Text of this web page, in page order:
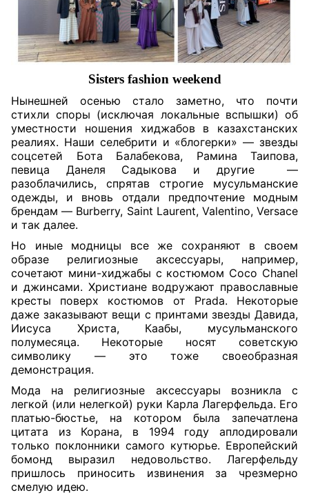
Sisters fashion weekend
Нынешней осенью стало заметно, что почти
стихли споры (исключая локальные вспышки) об
уместности ношения хиджабов в казахстанских
реалиях. Наши селебрити и «блогерки» — звезды
соцсетей Бота Балабекова, Рамина Таипова,
певица Данеля Садыкова и другие
—
разоблачились, спрятав строгие мусульманские
одежды, и вновь отдали предпочтение модным
брендам — Burberry, Saint Laurent, Valentino, Versace
и так далее.
Но иные модницы все же сохраняют в своем
образе религиозные аксессуары, например,
сочетают мини-хиджабы с костюмом Coco Chanel
и джинсами. Христиане водружают православные
кресты поверх костюмов от Prada. Некоторые
даже заказывают вещи с принтами звезды Давида,
Иисуса Христа, Каабы, мусульманского
полумесяца. Некоторые носят советскую
символику — это тоже своеобразная
демонстрация.
Мода на религиозные аксессуары возникла с
легкой (или нелегкой) руки Карла Лагерфельда. Его
платью-бюстье, на котором была запечатлена
цитата из Корана, в 1994 году аплодировали
только поклонники самого кутюрье. Европейский
бомонд выразил недовольство. Лагерфельду
пришлось приносить извинения за чрезмерно
смелую идею.